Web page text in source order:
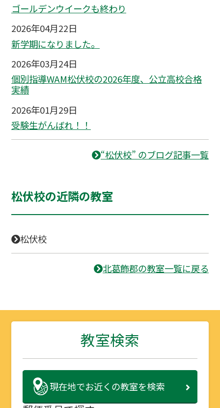
ゴールデンウイークも終わり
2026年04月22日
新学期になりました。
2026年03月24日
個別指導WAM松伏校の2026年度、公立高校合格
実績
2026年01月29日
受験生がんばれ！！
“松伏校” のブログ記事一覧
松伏校の近隣の教室
松伏校
北葛飾郡の教室一覧に戻る
教室検索
現在地でお近くの教室を検索